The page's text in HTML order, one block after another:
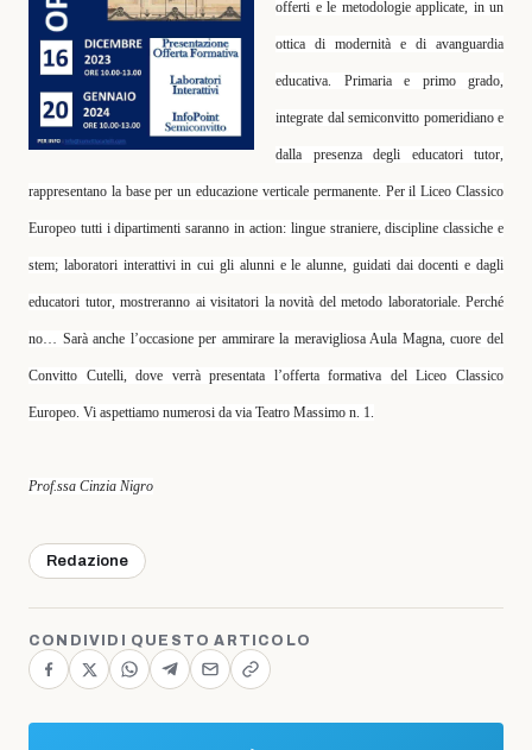
offerti e le metodologie applicate, in un
ottica di modernità e di avanguardia
educativa. Primaria e primo grado,
integrate dal semiconvitto pomeridiano e
dalla presenza degli educatori tutor,
rappresentano la base per un educazione verticale permanente. Per il Liceo Classico
Europeo tutti i dipartimenti saranno in action: lingue straniere, discipline classiche e
stem; laboratori interattivi in cui gli alunni e le alunne, guidati dai docenti e dagli
educatori tutor, mostreranno ai visitatori la novità del metodo laboratoriale. Perché
no… Sarà anche l’occasione per ammirare la meravigliosa Aula Magna, cuore del
Convitto Cutelli, dove verrà presentata l’offerta formativa del Liceo Classico
Europeo. Vi aspettiamo numerosi da via Teatro Massimo n. 1.
Prof.ssa Cinzia Nigro
Redazione
CONDIVIDI QUESTO ARTICOLO